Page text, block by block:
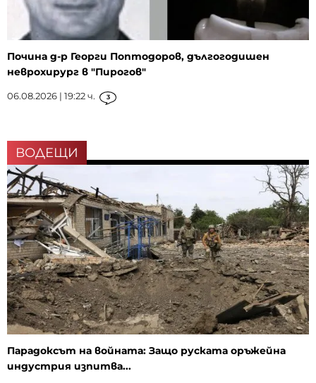
Почина д-р Георги Поптодоров, дългогодишен
неврохирург в "Пирогов"
06.08.2026 | 19:22 ч. 3
ВОДЕЩИ
Парадоксът на войната: Защо руската оръжейна
индустрия изпитва...